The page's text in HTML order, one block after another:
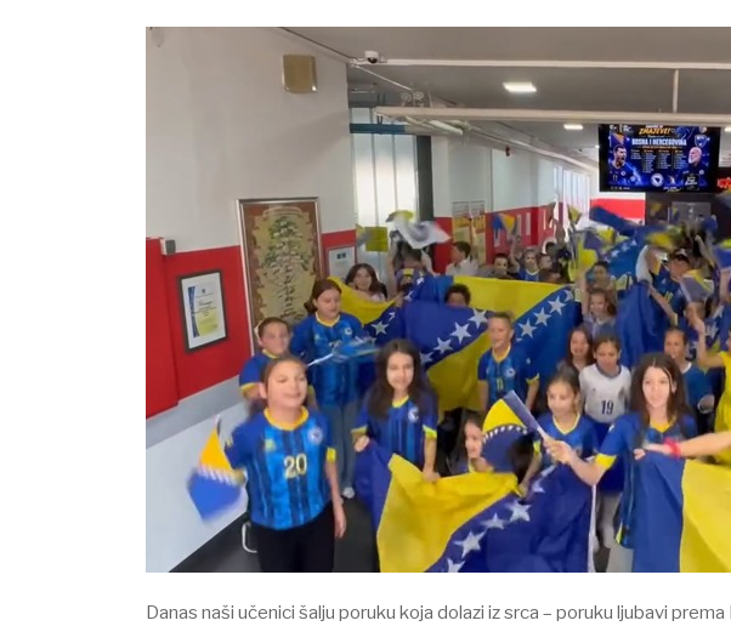
Danas naši učenici šalju poruku koja dolazi iz srca – poruku ljubavi